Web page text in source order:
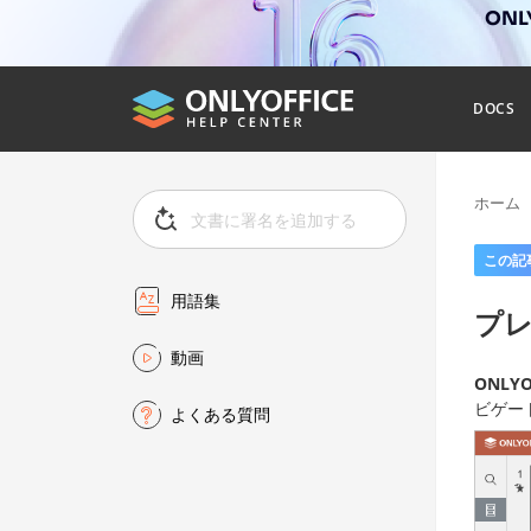
DOCS
用語集
動画
よくある質問
ホーム
この
プ
ビゲー